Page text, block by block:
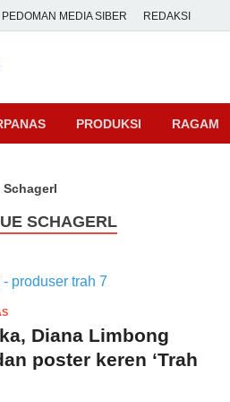
PEDOMAN MEDIA SIBER REDAKSI
Pojok Sinema
PRODUKSI RAGAM
SCHAGERL
Diana Limbong
poster keren ‘Trah